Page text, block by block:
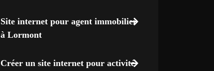
Site internet pour agent immobilier
à Lormont
Créer un site internet pour activité